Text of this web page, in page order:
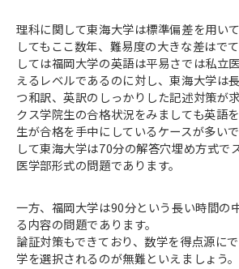
理科に関して東海大学は標準偏差を用い
してもここ数年、難易度の大きな差はで
しては福岡大学の英語は平易さでは私立
えるレベルであるのに対し、東海大学は
つ和訳、英訳のしっかりした記述対策が
クス学院生の合格状況をみましても英語
生が合格を手中にしているケースが多い
して東海大学は70分の解答穴埋め方式で
医学部形式の問題であります。
一方、福岡大学は90分という長い時間の
る内容の問題であります。
論証対策もできており、数学を得点源に
学を選択されるのが無難といえましょう。